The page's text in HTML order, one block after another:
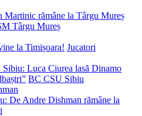
Martinic rămâne la Târgu Mureș
Târgu Mureș
la Timișoara! Jucatori
Luca Ciurea lasă Dinamo
BC CSU Sibiu
De Andre Dishman rămâne la